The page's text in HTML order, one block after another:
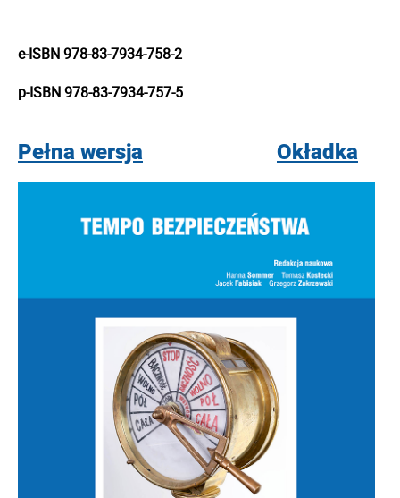
e-ISBN 978-83-7934-758-2
p-ISBN 978-83-7934-757-5
Pełna wersja Okładka